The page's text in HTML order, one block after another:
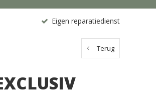
Eigen reparatiedienst
Terug